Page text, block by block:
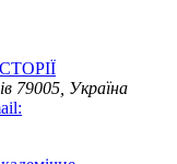
79005, Україна